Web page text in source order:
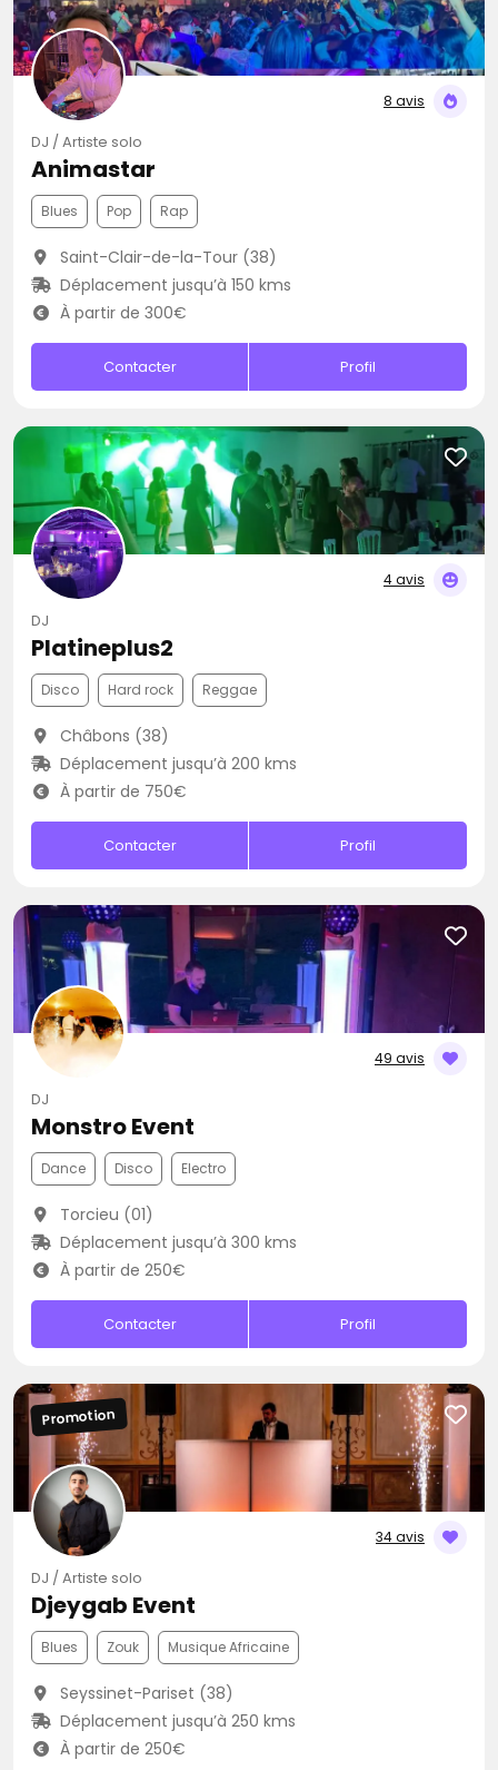
8 avis
DJ / Artiste solo
Animastar
Blues Pop Rap
Saint-Clair-de-la-Tour (38)
Déplacement jusqu’à 150 kms
À partir de 300€
Contacter Profil
4 avis
DJ
Platineplus2
Disco Hard rock Reggae
Châbons (38)
Déplacement jusqu’à 200 kms
À partir de 750€
Contacter Profil
49 avis
DJ
Monstro Event
Dance Disco Electro
Torcieu (01)
Déplacement jusqu’à 300 kms
À partir de 250€
Contacter Profil
34 avis
Promotion
DJ / Artiste solo
Djeygab Event
Blues Zouk Musique Africaine
Seyssinet-Pariset (38)
Déplacement jusqu’à 250 kms
À partir de 250€